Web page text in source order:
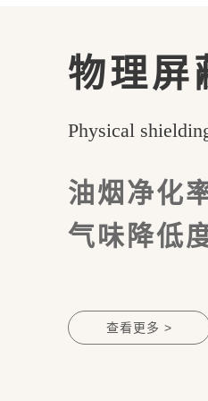
物理屏
Physical
油烟净化
气味降低
查看更多 >